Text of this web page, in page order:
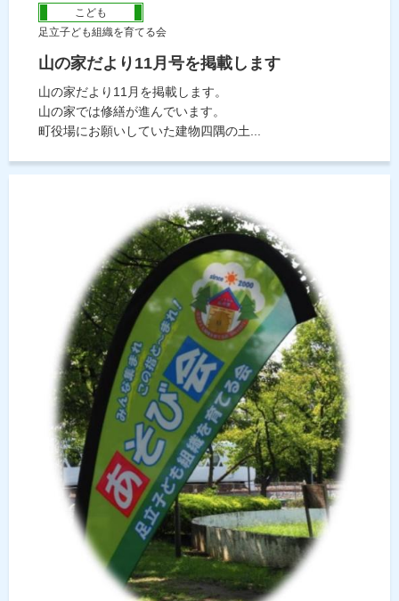
こども
足立子ども組織を育てる会
山の家だより11月号を掲載します
山の家だより11月を掲載します。
山の家では修繕が進んでいます。
町役場にお願いしていた建物四隅の土...